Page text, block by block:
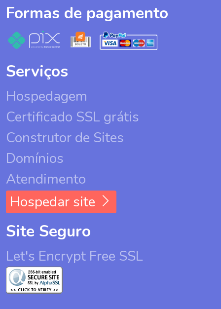
Formas de pagamento
Serviços
Hospedagem
Certificado SSL grátis
Construtor de Sites
Domínios
Atendimento
Hospedar site
Site Seguro
Let's Encrypt Free SSL